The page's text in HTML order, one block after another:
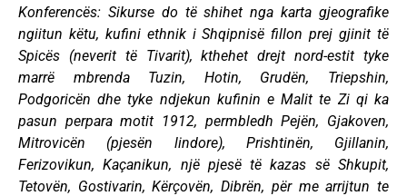
Konferencës: Sikurse do të shihet nga karta gjeografike
ngiitun këtu, kufini ethnik i Shqipnisë fillon prej gjinit të
Spicës (neverit të Tivarit), kthehet drejt nord-estit tyke
marrë mbrenda Tuzin, Hotin, Grudën, Triepshin,
Podgoricën dhe tyke ndjekun kufinin e Malit te Zi qi ka
pasun perpara motit 1912, permbledh Pejën, Gjakoven,
Mitrovicën (pjesën lindore), Prishtinën, Gjillanin,
Ferizovikun, Kaçanikun, një pjesë të kazas së Shkupit,
Tetovën, Gostivarin, Kërçovën, Dibrën, për me arrijtun te